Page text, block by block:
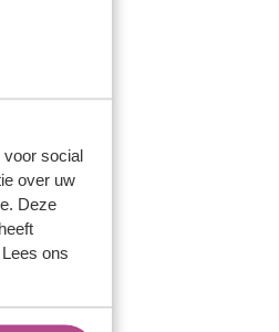
voor social
over uw
Deze
ons
vergeten?